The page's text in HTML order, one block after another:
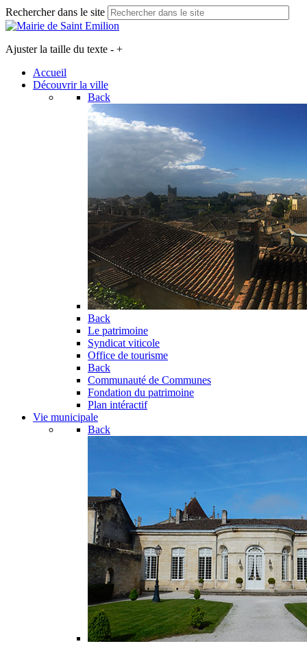
Rechercher dans le site
Ajuster la taille du texte - +
Accueil
Découvrir la ville
Back
Back
Le patrimoine
Syndicat viticole
Office de tourisme
Back
Communauté de Communes
Fondation du patrimoine
Plan intéractif
Vie municipale
Back